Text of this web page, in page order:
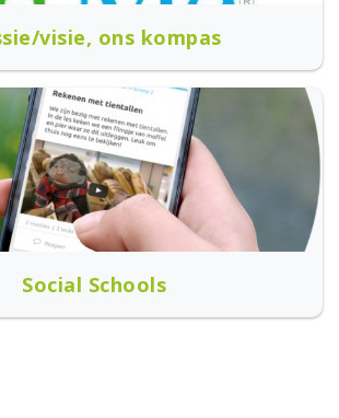
visie, ons kompas
Social Schools